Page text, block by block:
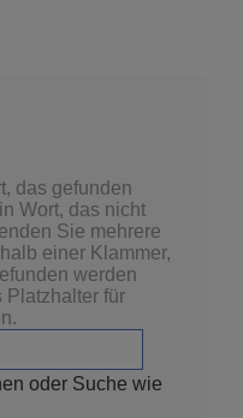
das gefunden
Wort, das nicht
Sie mehrere
einer Klammer,
werden
Platzhalter für
oder Suche wie